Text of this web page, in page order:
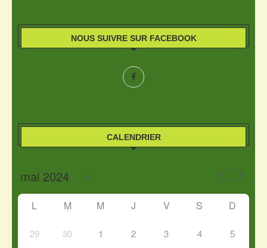
NOUS SUIVRE SUR FACEBOOK
CALENDRIER
L M M J V S D
29 30 1 2 3 4 5